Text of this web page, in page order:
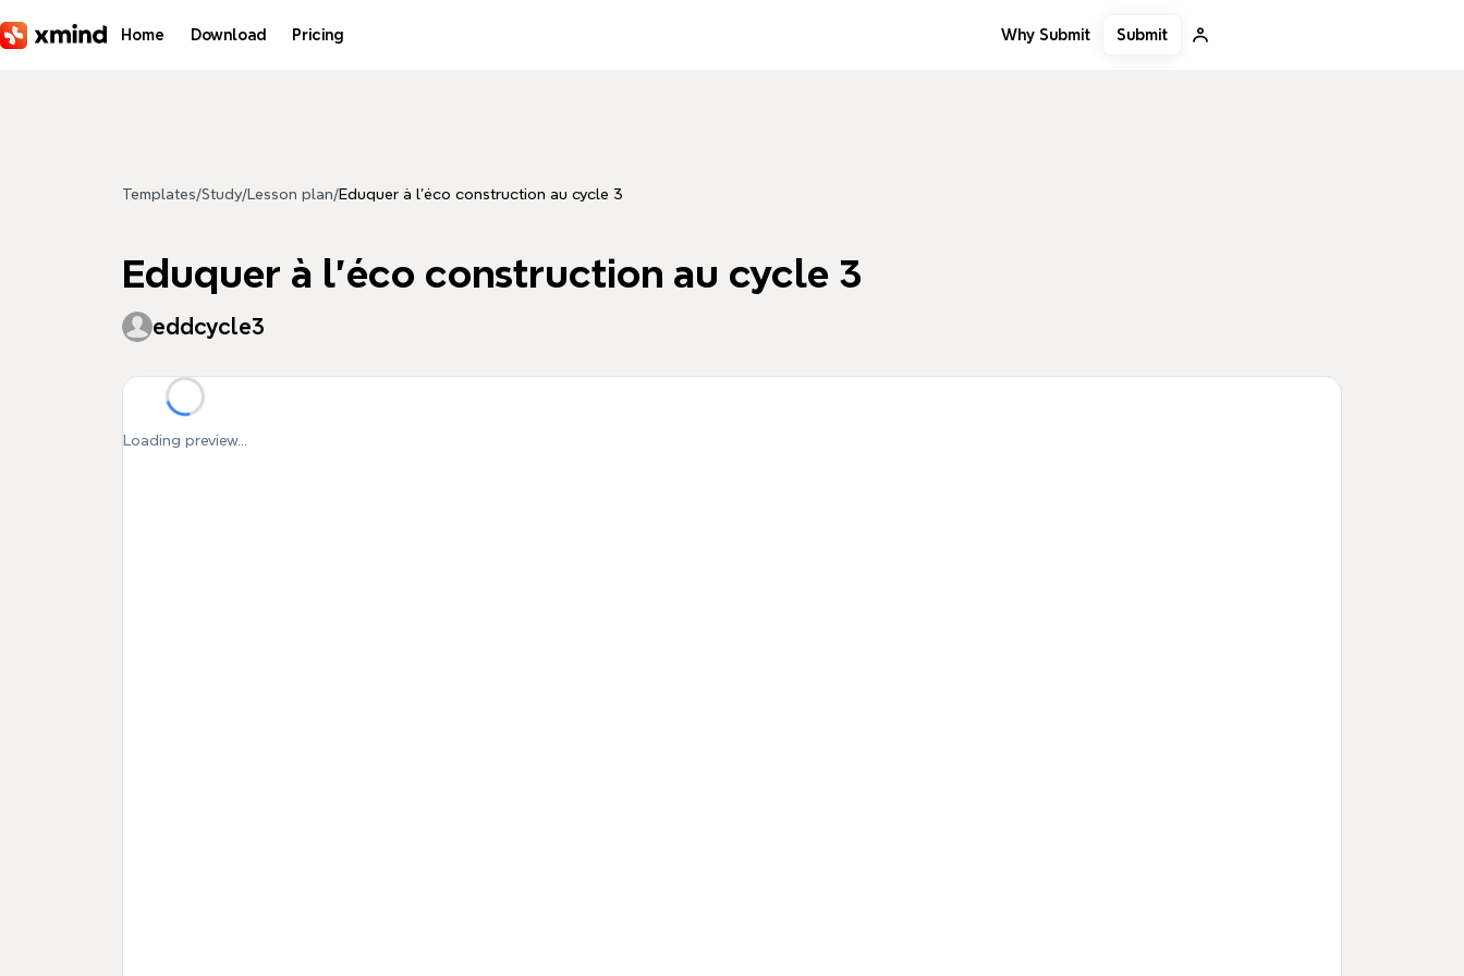
Home Download Pricing Why Submit Submit
Templates/Study/ Lesson plan/Eduquer à l'éco construction au cycle 3
Eduquer à l'éco construction au cycle 3
eddcycle3
Loading preview...